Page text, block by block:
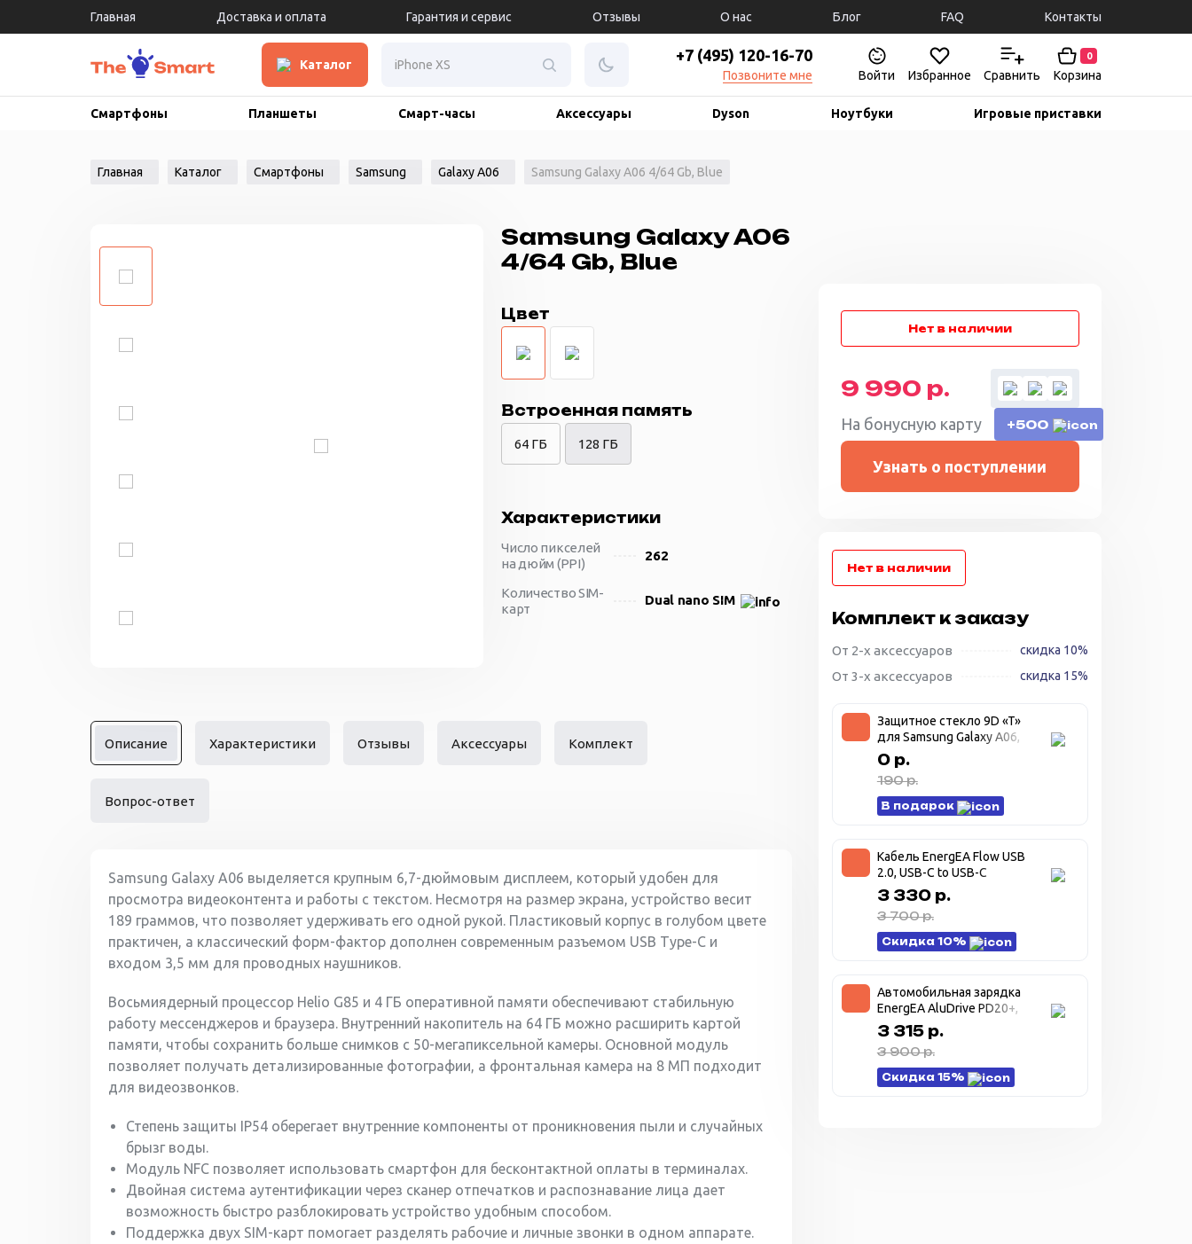
Главная Доставка и оплата Гарантия и сервис Отзывы О нас Блог FAQ Контакты
Каталог
+7 (495) 120-16-70
Позвоните мне Войти Избранное Сравнить
0
Корзина
Смартфоны Планшеты Смарт-часы Аксессуары Dyson Ноутбуки Игровые приставки
Главная Каталог Смартфоны Samsung Galaxy A06 Samsung Galaxy A06 4/64 Gb, Blue
Samsung Galaxy A06
4/64 Gb, Blue
Цвет
Встроенная память
64 ГБ 128 ГБ
Характеристики
Число пикселей
на дюйм (PPI)
262
Количество SIM-
карт
Dual nano SIM
9 990 р.
На бонусную карту +500
Узнать о поступлении
Комплект к заказу
От 2-х аксессуаров скидка 10%
От 3-х аксессуаров скидка 15%
Защитное стекло 9D «T»
для Samsung Galaxy A06,
прозрачное + чёрная
рамка
0 р.
190 р.
В подарок
Кабель EnergEA Flow USB
2.0, USB-C to USB-C
480MBPS, 240W 1.5M. –
белый (WHITE)
3 330 р.
3 700 р.
Скидка 10%
Автомобильная зарядка
EnergEA AluDrive PD20+,
USB-C + USB-A USB3.0,
38W — темно серый
(Gunmetal)
3 315 р.
3 900 р.
Скидка 15%
Описание Характеристики Отзывы Аксессуары Комплект
Вопрос-ответ
Samsung Galaxy A06 выделяется крупным 6,7-дюймовым дисплеем, который удобен для
просмотра видеоконтента и работы с текстом. Несмотря на размер экрана, устройство весит
189 граммов, что позволяет удерживать его одной рукой. Пластиковый корпус в голубом цвете
практичен, а классический форм-фактор дополнен современным разъемом USB Type-C и
входом 3,5 мм для проводных наушников.
Восьмиядерный процессор Helio G85 и 4 ГБ оперативной памяти обеспечивают стабильную
работу мессенджеров и браузера. Внутренний накопитель на 64 ГБ можно расширить картой
памяти, чтобы сохранить больше снимков с 50-мегапиксельной камеры. Основной модуль
позволяет получать детализированные фотографии, а фронтальная камера на 8 МП подходит
для видеозвонков.
Степень защиты IP54 оберегает внутренние компоненты от проникновения пыли и случайных
брызг воды.
Модуль NFC позволяет использовать смартфон для бесконтактной оплаты в терминалах.
Двойная система аутентификации через сканер отпечатков и распознавание лица дает
возможность быстро разблокировать устройство удобным способом.
Поддержка двух SIM-карт помогает разделять рабочие и личные звонки в одном аппарате.